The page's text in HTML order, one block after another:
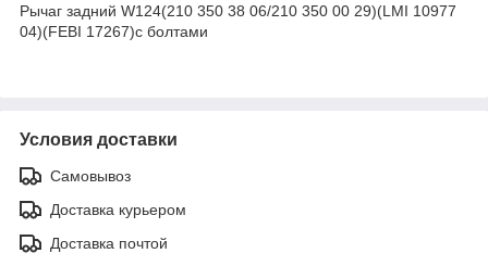
Рычаг задний W124(210 350 38 06/210 350 00 29)(LMI 10977
04)(FEBI 17267)с болтами
Условия доставки
Самовывоз
Доставка курьером
Доставка почтой